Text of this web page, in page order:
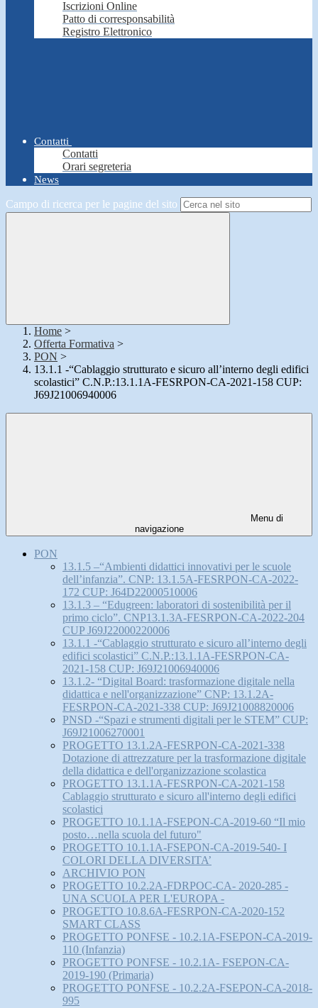
Iscrizioni Online
Patto di corresponsabilità
Registro Elettronico
Contatti
Contatti
Orari segreteria
News
Campo di ricerca per le pagine del sito
Home >
Offerta Formativa >
PON >
13.1.1 -“Cablaggio strutturato e sicuro all’interno degli edifici
scolastici” C.N.P.:13.1.1A-FESRPON-CA-2021-158 CUP:
J69J21006940006
Menu di
navigazione
PON
13.1.5 –“Ambienti didattici innovativi per le scuole
dell’infanzia”. CNP: 13.1.5A-FESRPON-CA-2022-
172 CUP: J64D22000510006
13.1.3 – “Edugreen: laboratori di sostenibilità per il
primo ciclo”. CNP13.1.3A-FESRPON-CA-2022-204
CUP J69J22000220006
13.1.1 -“Cablaggio strutturato e sicuro all’interno degli
edifici scolastici” C.N.P.:13.1.1A-FESRPON-CA-
2021-158 CUP: J69J21006940006
13.1.2- “Digital Board: trasformazione digitale nella
didattica e nell'organizzazione” CNP: 13.1.2A-
FESRPON-CA-2021-338 CUP: J69J21008820006
PNSD -“Spazi e strumenti digitali per le STEM” CUP:
J69J21006270001
PROGETTO 13.1.2A-FESRPON-CA-2021-338
Dotazione di attrezzature per la trasformazione digitale
della didattica e dell'organizzazione scolastica
PROGETTO 13.1.1A-FESRPON-CA-2021-158
Cablaggio strutturato e sicuro all'interno degli edifici
scolastici
PROGETTO 10.1.1A-FSEPON-CA-2019-60 “Il mio
posto…nella scuola del futuro"
PROGETTO 10.1.1A-FSEPON-CA-2019-540- I
COLORI DELLA DIVERSITA’
ARCHIVIO PON
PROGETTO 10.2.2A-FDRPOC-CA- 2020-285 -
UNA SCUOLA PER L'EUROPA -
PROGETTO 10.8.6A-FESRPON-CA-2020-152
SMART CLASS
PROGETTO PONFSE - 10.2.1A-FSEPON-CA-2019-
110 (Infanzia)
PROGETTO PONFSE - 10.2.1A- FSEPON-CA-
2019-190 (Primaria)
PROGETTO PONFSE - 10.2.2A-FSEPON-CA-2018-
995